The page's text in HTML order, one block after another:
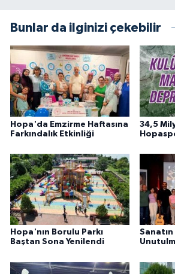
Bunlar da ilginizi çekebilir
Hopa'da Emzirme Haftasına
Farkındalık Etkinliği
34,5
Hopa'nın Borulu Parkı
Baştan Sona Yenilendi
Sanatın